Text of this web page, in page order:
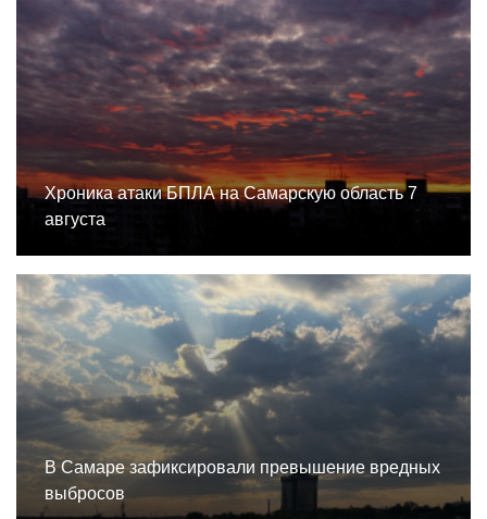
Хроника атаки БПЛА на Самарскую область 7
августа
В Самаре зафиксировали превышение вредных
выбросов